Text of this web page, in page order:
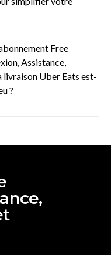
Free
Assistance,
livraison Uber Eats est-
?